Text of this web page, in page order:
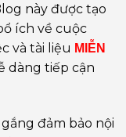
này được tạo
ích về cuộc
và tài liệu MIỄN
dàng tiếp cận
đảm bảo nội